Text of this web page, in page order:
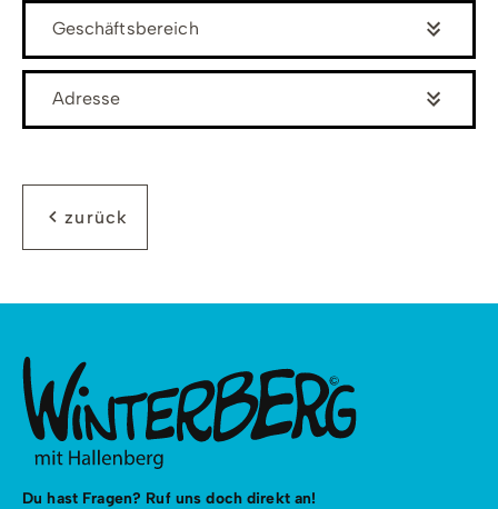
Geschäftsbereich
Adresse
zurück
Du hast Fragen? Ruf uns doch direkt an!